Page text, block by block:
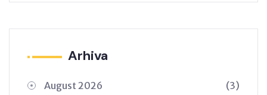
Arhiva
August 2026 (3)